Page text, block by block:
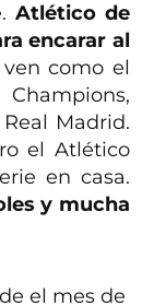
Atlético de
encarar al
como el
Madrid.
el Atlético
en casa.
y mucha
el mes de